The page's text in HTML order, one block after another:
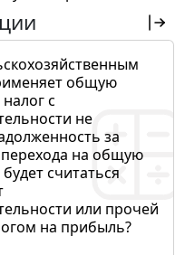
общую
с
не
за
на общую
считаться
или прочей
на прибыль?